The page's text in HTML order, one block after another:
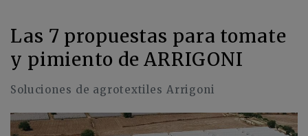
Las 7 propuestas para tomate
y pimiento de ARRIGONI
Soluciones de agrotextiles Arrigoni